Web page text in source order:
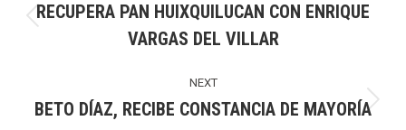
post:
RECUPERA PAN HUIXQUILUCAN CON ENRIQUE
VARGAS DEL VILLAR
NEXT
Next
BETO DÍAZ, RECIBE CONSTANCIA DE MAYORÍA